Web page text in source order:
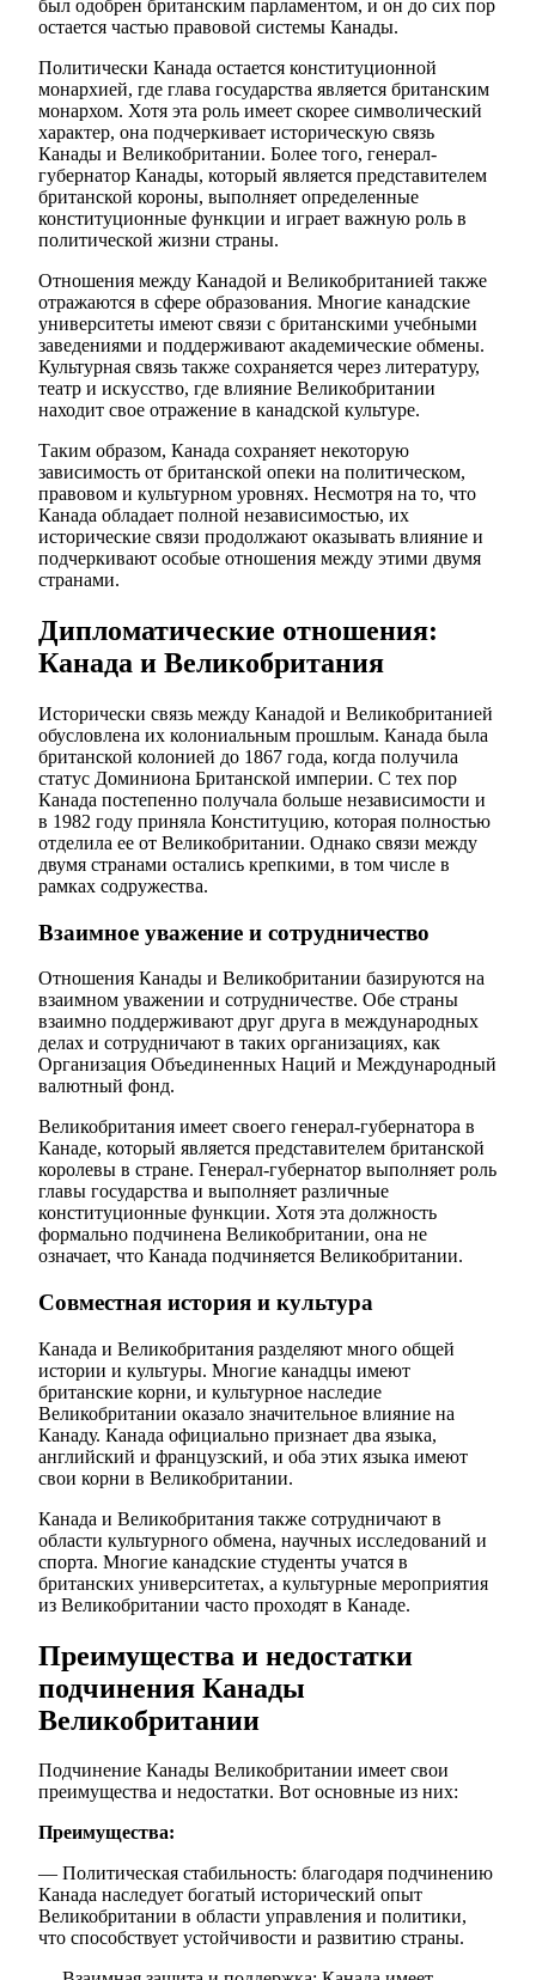
был одобрен британским парламентом, и он до сих пор
остается частью правовой системы Канады.
Политически Канада остается конституционной
монархией, где глава государства является британским
монархом. Хотя эта роль имеет скорее символический
характер, она подчеркивает историческую связь
Канады и Великобритании. Более того, генерал-
губернатор Канады, который является представителем
британской короны, выполняет определенные
конституционные функции и играет важную роль в
политической жизни страны.
Отношения между Канадой и Великобританией также
отражаются в сфере образования. Многие канадские
университеты имеют связи с британскими учебными
заведениями и поддерживают академические обмены.
Культурная связь также сохраняется через литературу,
театр и искусство, где влияние Великобритании
находит свое отражение в канадской культуре.
Таким образом, Канада сохраняет некоторую
зависимость от британской опеки на политическом,
правовом и культурном уровнях. Несмотря на то, что
Канада обладает полной независимостью, их
исторические связи продолжают оказывать влияние и
подчеркивают особые отношения между этими двумя
странами.
Дипломатические отношения:
Канада и Великобритания
Исторически связь между Канадой и Великобританией
обусловлена их колониальным прошлым. Канада была
британской колонией до 1867 года, когда получила
статус Доминиона Британской империи. С тех пор
Канада постепенно получала больше независимости и
в 1982 году приняла Конституцию, которая полностью
отделила ее от Великобритании. Однако связи между
двумя странами остались крепкими, в том числе в
рамках содружества.
Взаимное уважение и сотрудничество
Отношения Канады и Великобритании базируются на
взаимном уважении и сотрудничестве. Обе страны
взаимно поддерживают друг друга в международных
делах и сотрудничают в таких организациях, как
Организация Объединенных Наций и Международный
валютный фонд.
Великобритания имеет своего генерал-губернатора в
Канаде, который является представителем британской
королевы в стране. Генерал-губернатор выполняет роль
главы государства и выполняет различные
конституционные функции. Хотя эта должность
формально подчинена Великобритании, она не
означает, что Канада подчиняется Великобритании.
Совместная история и культура
Канада и Великобритания разделяют много общей
истории и культуры. Многие канадцы имеют
британские корни, и культурное наследие
Великобритании оказало значительное влияние на
Канаду. Канада официально признает два языка,
английский и французский, и оба этих языка имеют
свои корни в Великобритании.
Канада и Великобритания также сотрудничают в
области культурного обмена, научных исследований и
спорта. Многие канадские студенты учатся в
британских университетах, а культурные мероприятия
из Великобритании часто проходят в Канаде.
Преимущества и недостатки
подчинения Канады
Великобритании
Подчинение Канады Великобритании имеет свои
преимущества и недостатки. Вот основные из них:
Преимущества:
— Политическая стабильность: благодаря подчинению
Канада наследует богатый исторический опыт
Великобритании в области управления и политики,
что способствует устойчивости и развитию страны.